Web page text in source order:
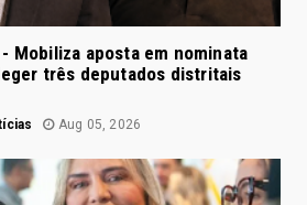
- Mobiliza aposta em nominata
três deputados distritais
Aug 05, 2026